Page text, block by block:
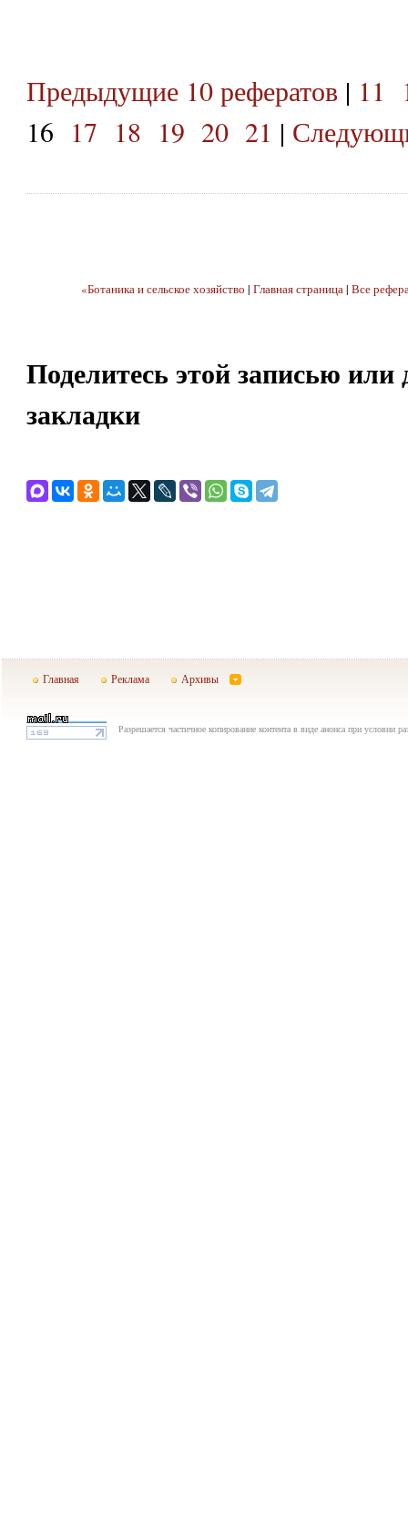
Предыдущие 10 рефератов | 11
16 17 18 19 20 21 |
«Ботаника и сельское хозяйство | Главная страница| Все
Поделитесь этой записью или
закладки
Главная Реклама Архивы
Разрешается частичное копирование контента в виде анонса при условии